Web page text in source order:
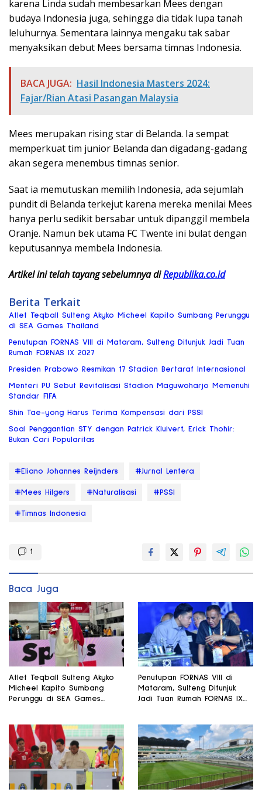
karena Linda sudah membesarkan Mees dengan
budaya Indonesia juga, sehingga dia tidak lupa tanah
leluhurnya. Sementara lainnya mengaku tak sabar
menyaksikan debut Mees bersama timnas Indonesia.
BACA JUGA: Hasil Indonesia Masters 2024:
Fajar/Rian Atasi Pasangan Malaysia
Mees merupakan rising star di Belanda. Ia sempat
memperkuat tim junior Belanda dan digadang-gadang
akan segera menembus timnas senior.
Saat ia memutuskan memilih Indonesia, ada sejumlah
pundit di Belanda terkejut karena mereka menilai Mees
hanya perlu sedikit bersabar untuk dipanggil membela
Oranje. Namun bek utama FC Twente ini bulat dengan
keputusannya membela Indonesia.
Artikel ini telah tayang sebelumnya diRepublika.co.id
Berita Terkait
Atlet Teqball Sulteng Akyko Micheel Kapito Sumbang Perunggu
di SEA Games Thailand
Penutupan FORNAS VIII di Mataram, Sulteng Ditunjuk Jadi Tuan
Rumah FORNAS IX 2027
Presiden Prabowo Resmikan 17 Stadion Bertaraf Internasional
Menteri PU Sebut Revitalisasi Stadion Maguwoharjo Memenuhi
Standar FIFA
Shin Tae-yong Harus Terima Kompensasi dari PSSI
Soal Penggantian STY dengan Patrick Kluivert, Erick Thohir:
Bukan Cari Popularitas
#Eliano Johannes Reijnders #Jurnal Lentera
#Mees Hilgers #Naturalisasi #PSSI
#Timnas Indonesia
1
Baca Juga
Atlet Teqball Sulteng Akyko
Micheel Kapito Sumbang
Perunggu di SEA Games
Penutupan FORNAS VIII di
Mataram, Sulteng Ditunjuk
Jadi Tuan Rumah FORNAS IX